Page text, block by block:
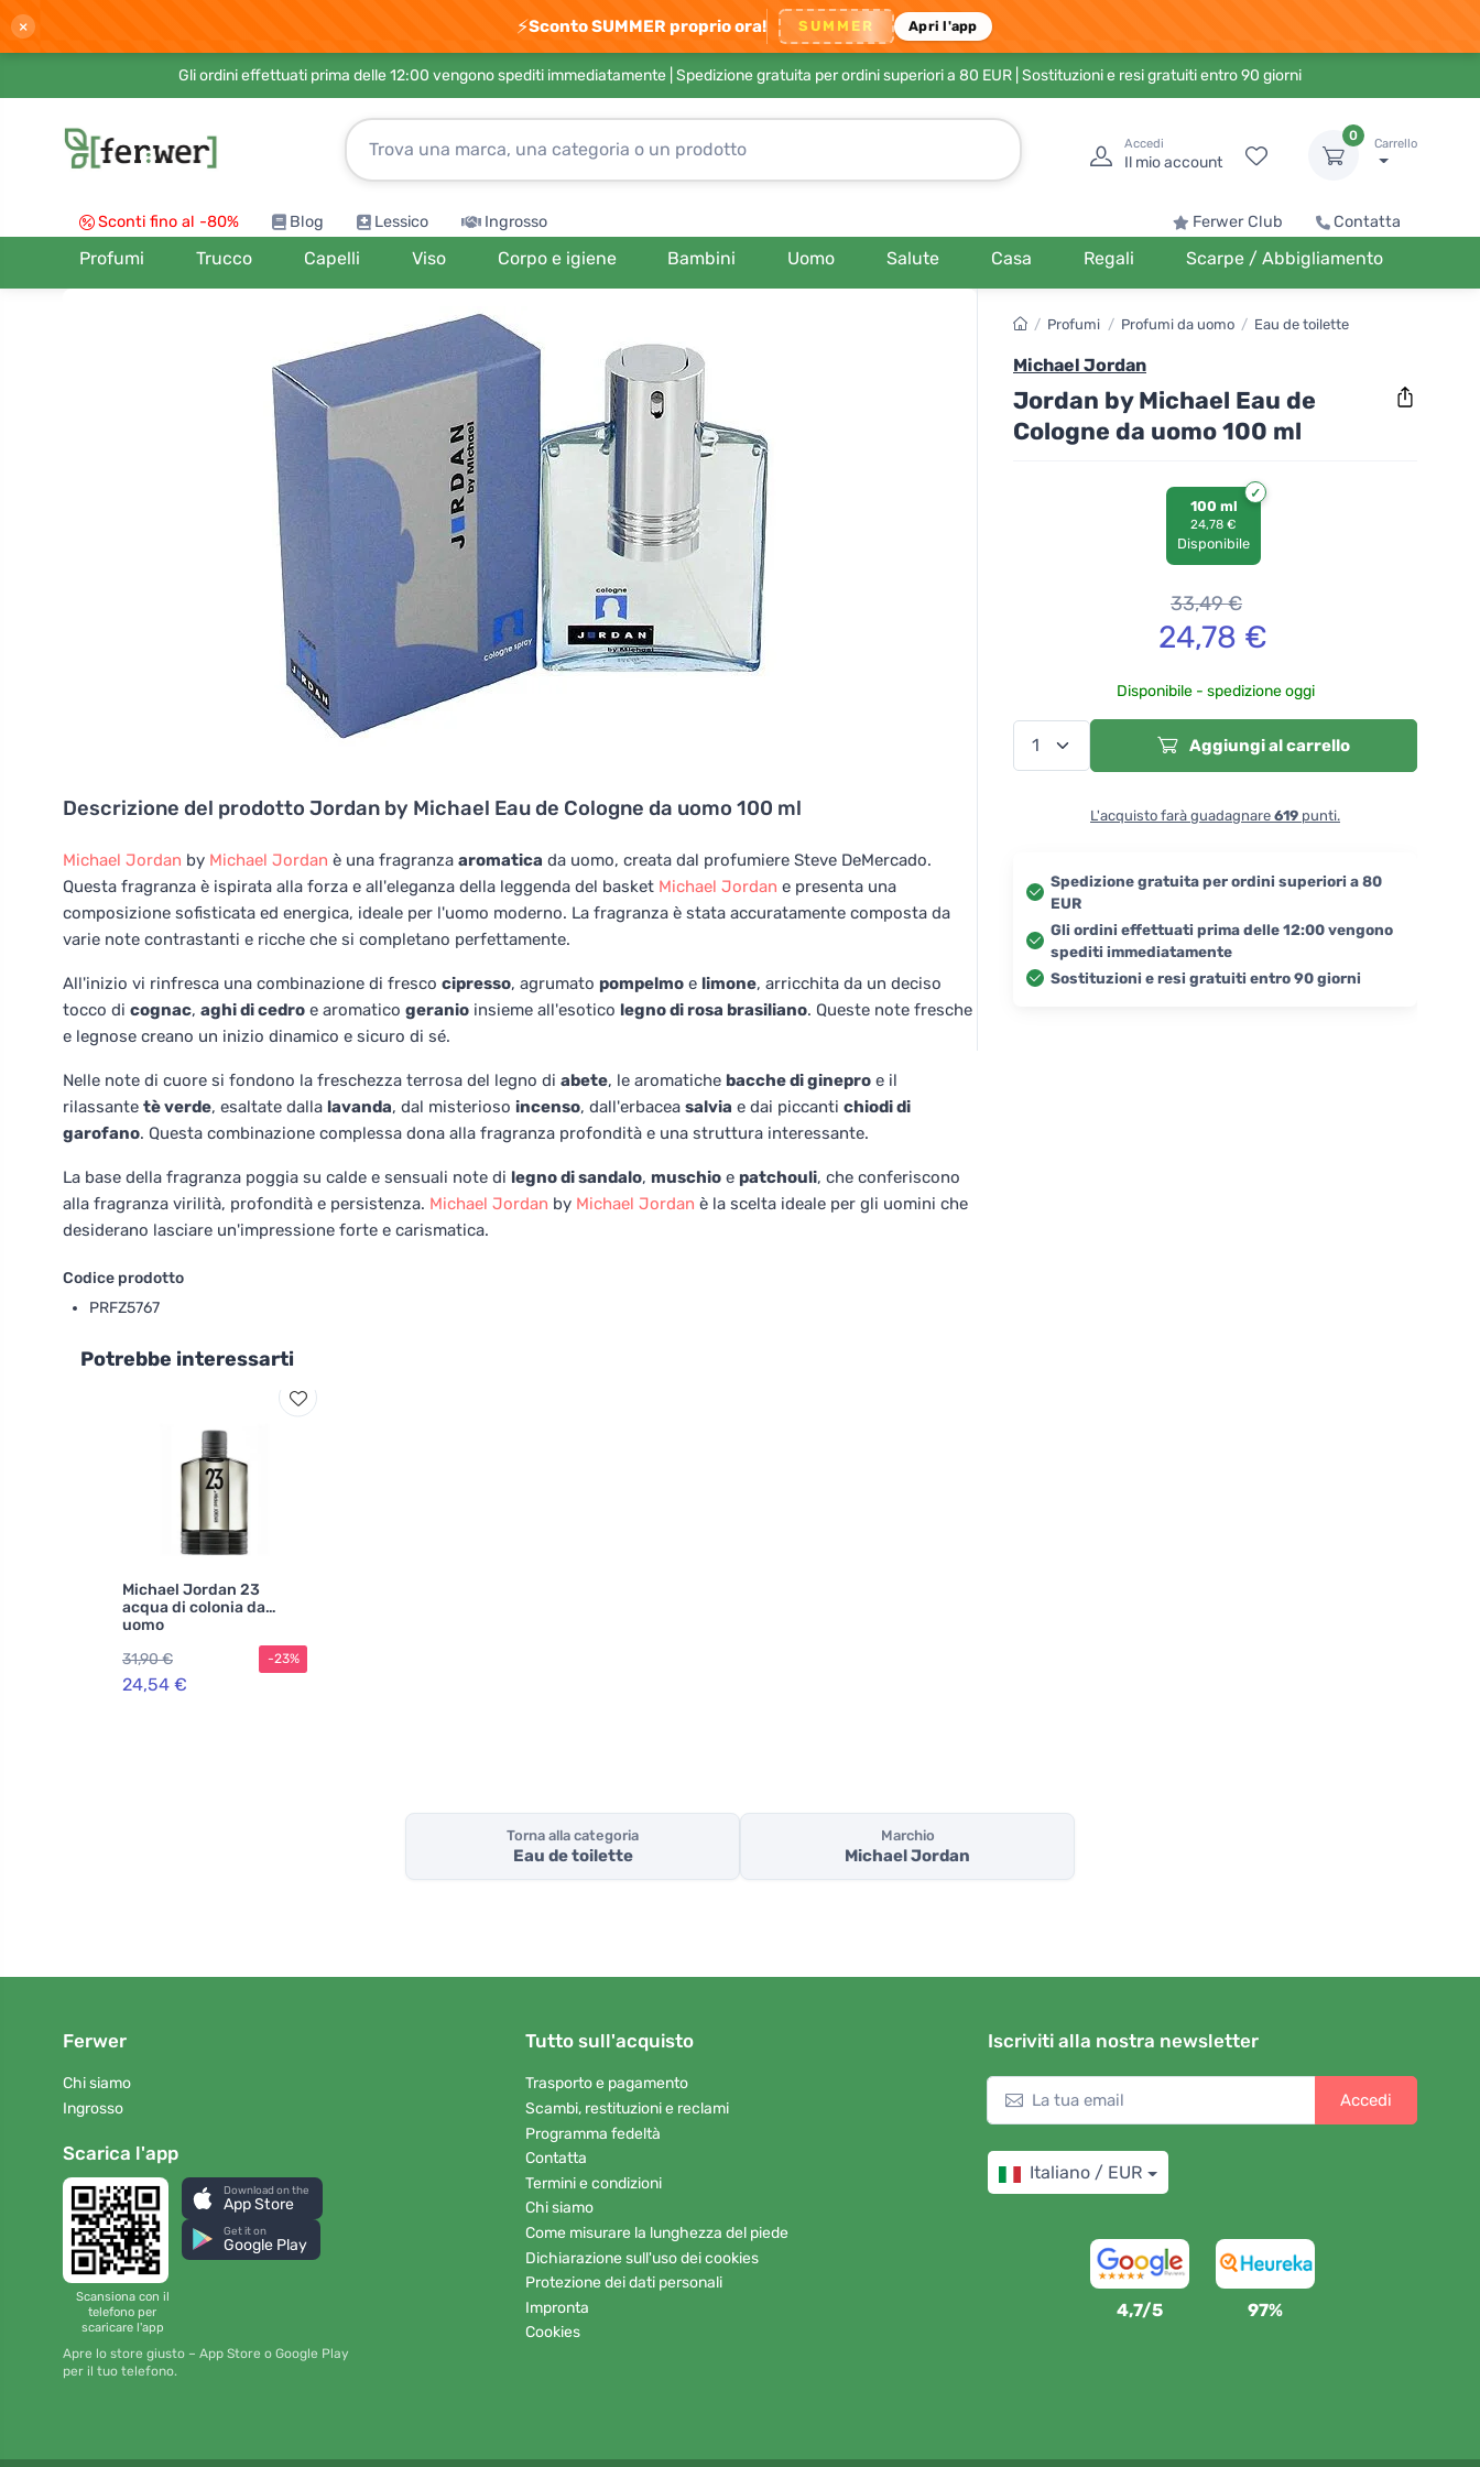
× ⚡Sconto SUMMER proprio ora! SUMMER Apri l'app
Gli ordini effettuati prima delle 12:00 vengono spediti immediatamente | Spedizione gratuita per ordini superiori a 80 EUR | Sostituzioni e resi gratuiti entro 90 giorni
Accedi
Il mio account
0
Carrello
Sconti fino al -80% Blog Lessico Ingrosso Ferwer Club Contatta
Profumi Trucco Capelli Viso Corpo e igiene Bambini Uomo Salute Casa Regali Scarpe / Abbigliamento
Descrizione del prodotto Jordan by Michael Eau de Cologne da uomo 100 ml
Michael Jordan by Michael Jordan è una fragranza aromatica da uomo, creata dal profumiere Steve DeMercado.
Questa fragranza è ispirata alla forza e all'eleganza della leggenda del basket Michael Jordan e presenta una
composizione sofisticata ed energica, ideale per l'uomo moderno. La fragranza è stata accuratamente composta da
varie note contrastanti e ricche che si completano perfettamente.
All'inizio vi rinfresca una combinazione di fresco cipresso, agrumato pompelmo e limone, arricchita da un deciso
tocco di cognac, aghi di cedro e aromatico geranio insieme all'esotico legno di rosa brasiliano. Queste note fresche
e legnose creano un inizio dinamico e sicuro di sé.
Nelle note di cuore si fondono la freschezza terrosa del legno di abete, le aromatiche bacche di ginepro e il
rilassante tè verde, esaltate dalla lavanda, dal misterioso incenso, dall'erbacea salvia e dai piccanti chiodi di
garofano. Questa combinazione complessa dona alla fragranza profondità e una struttura interessante.
La base della fragranza poggia su calde e sensuali note di legno di sandalo, muschio e patchouli, che conferiscono
alla fragranza virilità, profondità e persistenza. Michael Jordan by Michael Jordan è la scelta ideale per gli uomini che
desiderano lasciare un'impressione forte e carismatica.
Codice prodotto
PRFZ5767
/ Profumi / Profumi da uomo / Eau de toilette
Michael Jordan
Jordan by Michael Eau de
Cologne da uomo 100 ml
100 ml
24,78 €
Disponibile
33,49€
24,78 €
Disponibile - spedizione oggi
Aggiungi al carrello
L'acquisto farà guadagnare 619 punti.
Spedizione gratuita per ordini superiori a 80
EUR
Gli ordini effettuati prima delle 12:00 vengono
spediti immediatamente
Sostituzioni e resi gratuiti entro 90 giorni
Potrebbe interessarti
Michael Jordan 23
acqua di colonia da
uomo
31,90 €
24,54 €
-23%
Torna alla categoria
Eau de toilette
Marchio
Michael Jordan
Ferwer
Chi siamo
Ingrosso
Scarica l'app
Scansiona con il
telefono per
scaricare l'app
Download on the
App Store
Get it on
Google Play
Apre lo store giusto – App Store o Google Play
per il tuo telefono.
Tutto sull'acquisto
Trasporto e pagamento
Scambi, restituzioni e reclami
Programma fedeltà
Contatta
Termini e condizioni
Chi siamo
Come misurare la lunghezza del piede
Dichiarazione sull'uso dei cookies
Protezione dei dati personali
Impronta
Cookies
Iscriviti alla nostra newsletter
Accedi
Italiano / EUR
4,7/5 97%